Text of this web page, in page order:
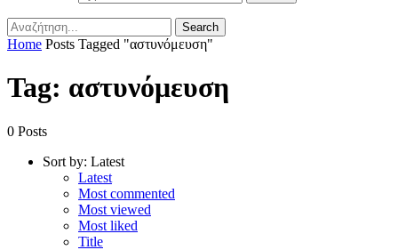
Home Posts Tagged "αστυνόμευση"
Tag: αστυνόμευση
0 Posts
Sort by: Latest
Latest
Most commented
Most viewed
Most liked
Title